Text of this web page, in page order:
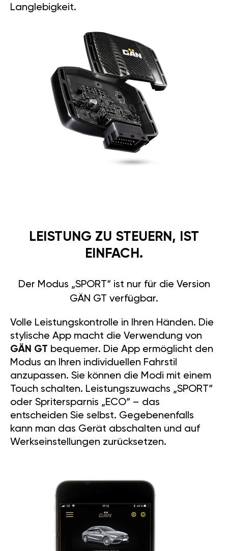
Langlebigkeit.
LEISTUNG ZU STEUERN, IST
EINFACH.
Der Modus „SPORT“ ist nur für die Version
GÄN GT verfügbar.
Volle Leistungskontrolle in Ihren Händen. Die
stylische App macht die Verwendung von
GÄN GT bequemer. Die App ermöglicht den
Modus an Ihren individuellen Fahrstil
anzupassen. Sie können die Modi mit einem
Touch schalten. Leistungszuwachs „SPORT“
oder Spritersparnis „ECO“ – das
entscheiden Sie selbst. Gegebenenfalls
kann man das Gerät abschalten und auf
Werkseinstellungen zurücksetzen.